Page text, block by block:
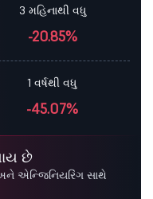
3 મહિનાથી વધુ
-20.85%
1 વર્ષથી વધુ
-45.07%
છે
એન્જિનિયરિંગ સાથે